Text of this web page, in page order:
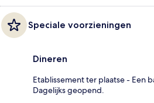
Speciale voorzieningen
Dineren
Etablissement ter plaatse - Een
Dagelijks geopend.